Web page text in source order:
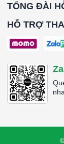
TỔNG ĐÀI
HỖ TRỢ